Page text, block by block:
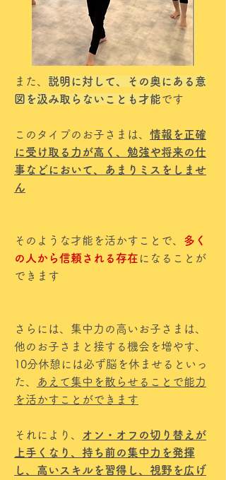
また、 説明に対して、その奥にある意
図を汲み取らないことも才能です
このタイプのお子さまは、 情報を正確
に受け取る力が高く、勉強や将来の仕
事などにおいて、あまりミスをしませ
ん
そのような才能を活かすことで、 多く
の人から信頼される存在 になることが
できます
さらには、集中力の高いお子さまは、
他のお子さまと接する機会を増やす、
10分休憩には必ず脳を休ませるといっ
た、
あえて集中を散らせることで能力
を活かすことができます
それにより、
オン・オフの切り替えが
上手くなり、持ち前の集中力を発揮
し、高いスキルを習得し、視野を広げ